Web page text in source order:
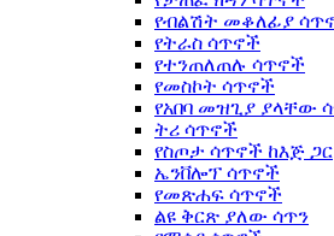
የብልሽት መቆለፊያ
የትራስ ሳጥኖች
የተንጠለጠሉ ሳጥኖች
የመስኮት ሳጥኖች
የአበባ መዝጊያ ያላቸው
ትሪ ሳጥኖች
የስጦታ ሳጥኖች ከእጅ ጋር
ኤንቨሎፕ ሳጥኖች
የመጽሐፍ ሳጥኖች
ልዩ ቅርጽ ያለው ሳጥን